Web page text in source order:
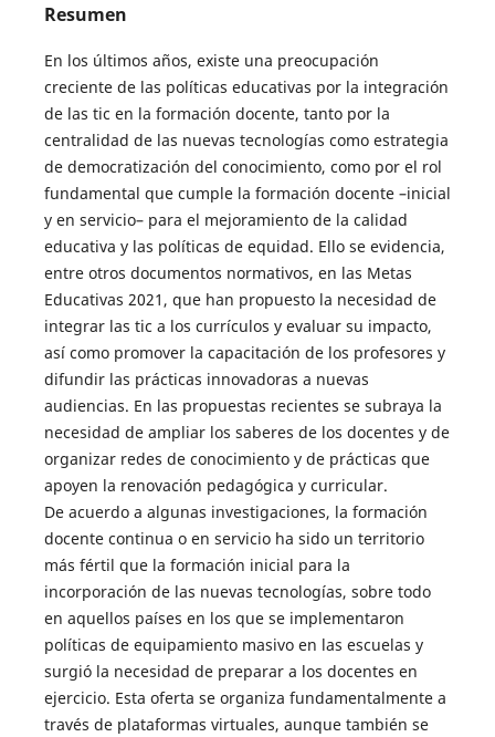
Resumen
En los últimos años, existe una preocupación
creciente de las políticas educativas por la integración
de las tic en la formación docente, tanto por la
centralidad de las nuevas tecnologías como estrategia
de democratización del conocimiento, como por el rol
fundamental que cumple la formación docente –inicial
y en servicio– para el mejoramiento de la calidad
educativa y las políticas de equidad. Ello se evidencia,
entre otros documentos normativos, en las Metas
Educativas 2021, que han propuesto la necesidad de
integrar las tic a los currículos y evaluar su impacto,
así como promover la capacitación de los profesores y
difundir las prácticas innovadoras a nuevas
audiencias. En las propuestas recientes se subraya la
necesidad de ampliar los saberes de los docentes y de
organizar redes de conocimiento y de prácticas que
apoyen la renovación pedagógica y curricular.
De acuerdo a algunas investigaciones, la formación
docente continua o en servicio ha sido un territorio
más fértil que la formación inicial para la
incorporación de las nuevas tecnologías, sobre todo
en aquellos países en los que se implementaron
políticas de equipamiento masivo en las escuelas y
surgió la necesidad de preparar a los docentes en
ejercicio. Esta oferta se organiza fundamentalmente a
través de plataformas virtuales, aunque también se